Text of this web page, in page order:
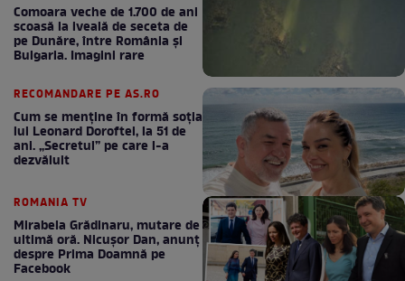
Comoara veche de 1.700 de ani
scoasă la iveală de seceta de
pe Dunăre, între România şi
Bulgaria. Imagini rare
RECOMANDARE PE AS.RO
Cum se menţine în formă soţia
lui Leonard Doroftei, la 51 de
ani. „Secretul” pe care l-a
dezvăluit
ROMANIA TV
Mirabela Grădinaru, mutare de
ultimă oră. Nicuşor Dan, anunţ
despre Prima Doamnă pe
Facebook